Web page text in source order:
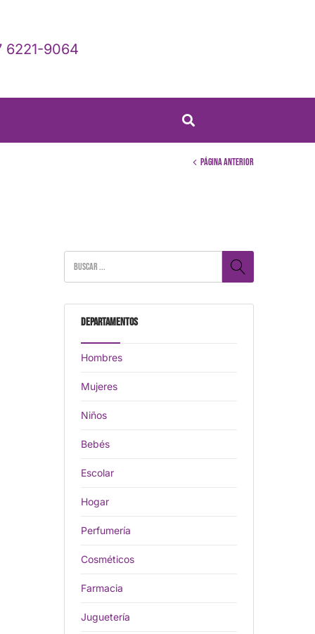
6221-9064
Página anterior
Departamentos
Hombres
Mujeres
Niños
Bebés
Escolar
Hogar
Perfumería
Cosméticos
Farmacia
Juguetería